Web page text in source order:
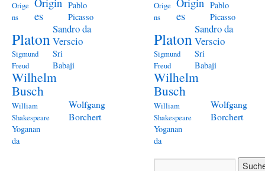
Orige
ns
Origin
es
Pablo
Picasso
Platon
Sandro da
Verscio
Sigmund
Freud
Sri
Babaji
Wilhelm
Busch
William
Shakespeare
Wolfgang
Borchert
Yoganan
da
Orige
ns
Origin
es
Pablo
Picasso
Platon
Sandro da
Verscio
Sigmund
Freud
Sri
Babaji
Wilhelm
Busch
William
Shakespeare
Wolfgang
Borchert
Yoganan
da